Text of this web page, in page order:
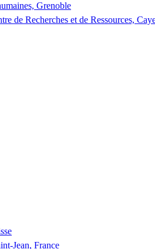
Grenoble
de Recherches et de Ressources,
Jean, France